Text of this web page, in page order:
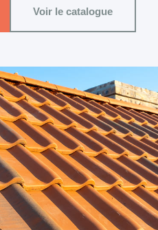
Voir le catalogue